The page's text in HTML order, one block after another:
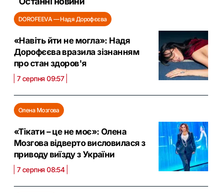
DOROFEEVA — Надя Дорофєєва
«Навіть йти не могла»: Надя
Дорофєєва вразила зізнанням
про стан здоров'я
7 серпня 09:57
Олена Мозгова
«Тікати – це не моє»: Олена
Мозгова відверто висловилася з
приводу виїзду з України
7 серпня 08:54